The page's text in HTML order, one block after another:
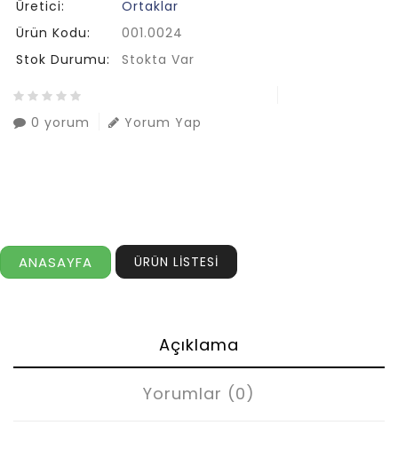
Üretici:
Ortaklar
Ürün Kodu:
001.0024
Stok Durumu:
Stokta Var
0 yorum Yorum Yap
ANASAYFA ÜRÜN LİSTESİ
Açıklama
Yorumlar (0)